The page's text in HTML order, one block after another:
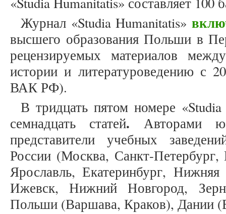
Журнал «Studia Humanitatis»
высшего образования Польши в
рецензируемых материалов
истории и литературоведению с
ВАК РФ).
В тридцать пятом номере
семнадцать статей. Авторами
представители учебных
России (Москва, Санкт-Петербург,
Ярославль, Екатеринбург,
Ижевск, Нижний Новгород,
Польши (Варшава, Краков), Дании